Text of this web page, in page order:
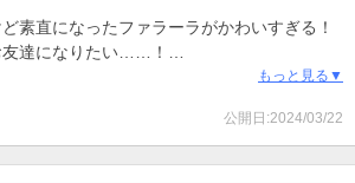
素直になったファラーラがかわいすぎる！
友達になりたい……！
噂もありますが新刊７巻でますよね……？
はフェスタ先生がとても好きです！先生で
い笑
ーラの夢との接点も気になるしとにかく続
もっと見る▼
公開日:2024/03/22